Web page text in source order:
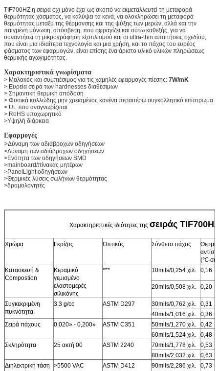
TIF700HZ η σειρά όχι μόνο έχει ως σκοπό να εκμεταλλευτεί τη μεταφορά
θερμότητας χάσματος, να καλύψει τα κενά, να ολοκληρώσει τη μεταφορά
θερμότητας μεταξύ της θέρμανσης και της ψύξης των μερών, αλλά και την
παιγμένη μόνωση, απόσβεση, που σφραγίζει και ούτω καθεξής, για να
συναντήσει τη μικρογράφηση εξοπλισμού και οι ultra-thin απαιτήσεις σχεδίου,
που είναι μια ιδιαίτερα τεχνολογία και μια χρήση, και το πάχος του ευρέος
φάσματος των εφαρμογών, είναι επίσης ένα άριστο υλικό υλικών πληρώσεως
θερμικής αγωγιμότητας.
Χαρακτηριστικά γνωρίσματα
> Μαλακός και συμπιέσιμος για τις χαμηλές εφαρμογές πίεσης: 7W/mK
> Ευρεία σειρά των hardnesses διαθέσιμων
> Σημαντική θερμική απόδοση
> Φυσικά κολλώδης μην χρειαμένος κανένα περαιτέρω συγκολλητικό επίστρωμα
> UL που αναγνωρίζεται
> RoHS υποχωρητικό
>Υψηλή διάρκεια
Εφαρμογές
>Δύναμη των αδιάβροχων οδηγήσεων
>Δύναμη των αδιάβροχων οδηγήσεων
>Ενότητα των οδηγήσεων SMD
>mainboard/πίνακας μητέρων
>PanelLight οδηγήσεων
>Θερμικές λύσεις σωλήνων θερμότητας
>δρομολογητές
Χαρακτηριστικές ιδιότητες της σειράς TIF700HZ
Χρώμα Γκρίζος Οπτικός Σύνθετο πάχος
(℃-σε
Κατασκευή &
Compostion
Κεραμικό
γεμισμένο
ελαστομερές
σιλικόνης
*** 10mils/0,254 χιλ. 0,16
20mils/0,508 χιλ. 0,20
Συγκεκριμένη
πυκνότητα
3.3 g/cc ASTM D297 30mils/0,762 χιλ.
0,31
40mils/1,016 χιλ.
0,36
Σειρά πάχους
0,020» - 0,200» ASTM C351 50mils/1,270 χιλ.
0,42
60mils/1,524 χιλ.
0,48
Σκληρότητα
25 ακτή 00 ASTM 2240 70mils/1,778 χιλ.
0,53
80mils/2,032 χιλ.
0,63
Διηλεκτρική τάση
>5500 VAC ASTM D412 90mils/2,286 χιλ. 0,73